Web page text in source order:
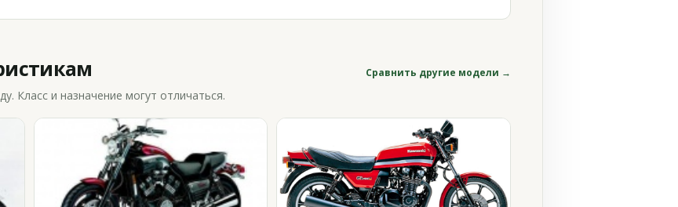
Сравнить другие модели →
Класс и назначение могут отличаться.